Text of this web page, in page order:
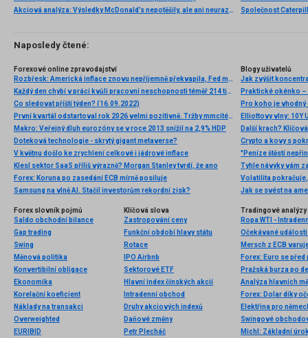
Akciová analýza: Výsledky McDonald’s nepotěšily, ale ani neurazily. Jakou vizi společnost prezentovala?
Naposledy čtené:
Forexové online zpravodajství
Rozbřesk: Americká inflace znovu nepříjemně překvapila, Fed musí dále utahovat šrouby
Každý den chybí v práci kvůli pracovní neschopnosti téměř 214 tisíc lidí. Přesto stonáme kratší dobu než před covidem
Co sledovat příští týden? (16.09.2022)
První kvartál odstartoval rok 2026 velmi pozitivně. Tržby mmcité vzrostly o 18 %, EBITDA se vrátila do kladných čísel
Makro: Veřejný dluh eurozóny se v roce 2013 snížil na 2,9% HDP
Doteková technologie - skrytý gigant metaverse?
V květnu došlo ke zrychlení celkové i jádrové inflace
Klesl sektor SaaS příliš výrazně? Morgan Stanley tvrdí, že ano
Forex: Koruna po zasedání ECB mírně posiluje
Samsung na vlně AI. Stačil investorům rekordní zisk?
Blogy uživatelů
Jak zvýšit
Praktické okénko –
Pro koho je vhodný
Další krach?
Crypto a kovy s
"Peníze štěstí
Tyhle návyky vám
Volatilita
Jak se svést na
Forex slovník pojmů
Saldo obchodní bilance
Gap trading
Swing
Měnová politika
Konvertibilní obligace
Ekonomika
Korelační koeficient
Náklady na transakci
Overweighted
EURIBID
Klíčová slova
Zastropování ceny
Funkční období hlavy státu
Rotace
IPO Airbnb
Sektorové ETF
Hlavní index čínských akcií
Intradenní obchod
Druhy akciových indexů
Daňové změny
Petr Plecháč
Tradingové analýzy
Ropa WTI -
Očekávané
Mersch z ECB
Analýza hlavních
Forex: Dolar díky
Elektřina pro
Swingové